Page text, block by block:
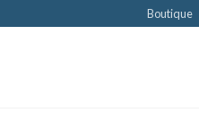
Boutique